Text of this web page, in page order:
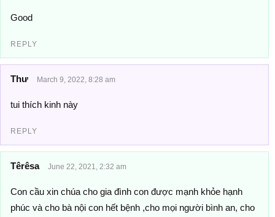
Good
REPLY
Thư March 9, 2022, 8:28 am
tui thích kinh này
REPLY
Têrêsa June 22, 2021, 2:32 am
Con cầu xin chúa cho gia đình con được mạnh khỏe hạnh
phúc và cho bà nội con hết bệnh ,cho mọi người bình an, cho